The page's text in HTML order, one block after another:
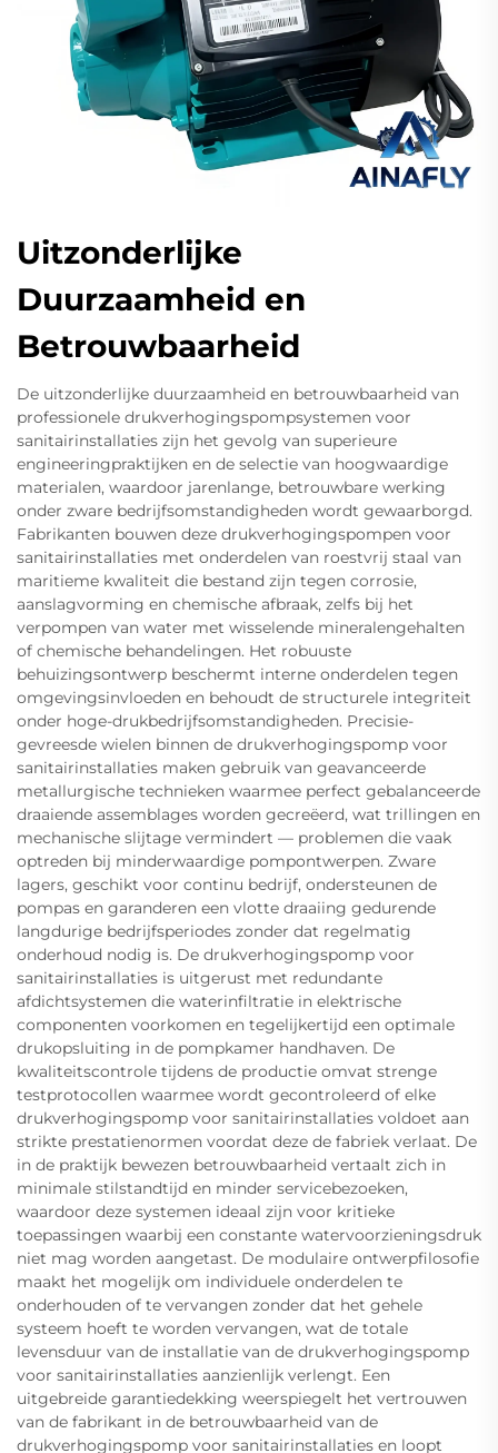
Uitzonderlijke
Duurzaamheid en
Betrouwbaarheid
De uitzonderlijke duurzaamheid en betrouwbaarheid van
professionele drukverhogingspompsystemen voor
sanitairinstallaties zijn het gevolg van superieure
engineeringpraktijken en de selectie van hoogwaardige
materialen, waardoor jarenlange, betrouwbare werking
onder zware bedrijfsomstandigheden wordt gewaarborgd.
Fabrikanten bouwen deze drukverhogingspompen voor
sanitairinstallaties met onderdelen van roestvrij staal van
maritieme kwaliteit die bestand zijn tegen corrosie,
aanslagvorming en chemische afbraak, zelfs bij het
verpompen van water met wisselende mineralengehalten
of chemische behandelingen. Het robuuste
behuizingsontwerp beschermt interne onderdelen tegen
omgevingsinvloeden en behoudt de structurele integriteit
onder hoge-drukbedrijfsomstandigheden. Precisie-
gevreesde wielen binnen de drukverhogingspomp voor
sanitairinstallaties maken gebruik van geavanceerde
metallurgische technieken waarmee perfect gebalanceerde
draaiende assemblages worden gecreëerd, wat trillingen en
mechanische slijtage vermindert — problemen die vaak
optreden bij minderwaardige pompontwerpen. Zware
lagers, geschikt voor continu bedrijf, ondersteunen de
pompas en garanderen een vlotte draaiing gedurende
langdurige bedrijfsperiodes zonder dat regelmatig
onderhoud nodig is. De drukverhogingspomp voor
sanitairinstallaties is uitgerust met redundante
afdichtsystemen die waterinfiltratie in elektrische
componenten voorkomen en tegelijkertijd een optimale
drukopsluiting in de pompkamer handhaven. De
kwaliteitscontrole tijdens de productie omvat strenge
testprotocollen waarmee wordt gecontroleerd of elke
drukverhogingspomp voor sanitairinstallaties voldoet aan
strikte prestatienormen voordat deze de fabriek verlaat. De
in de praktijk bewezen betrouwbaarheid vertaalt zich in
minimale stilstandtijd en minder servicebezoeken,
waardoor deze systemen ideaal zijn voor kritieke
toepassingen waarbij een constante watervoorzieningsdruk
niet mag worden aangetast. De modulaire ontwerpfilosofie
maakt het mogelijk om individuele onderdelen te
onderhouden of te vervangen zonder dat het gehele
systeem hoeft te worden vervangen, wat de totale
levensduur van de installatie van de drukverhogingspomp
voor sanitairinstallaties aanzienlijk verlengt. Een
uitgebreide garantiedekking weerspiegelt het vertrouwen
van de fabrikant in de betrouwbaarheid van de
drukverhogingspomp voor sanitairinstallaties en loopt